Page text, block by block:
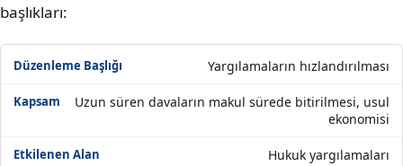
başlıkları:
Yargılamaların hızlandırılması
Uzun süren davaların makul sürede bitirilmesi, usul
ekonomisi
Hukuk yargılamaları